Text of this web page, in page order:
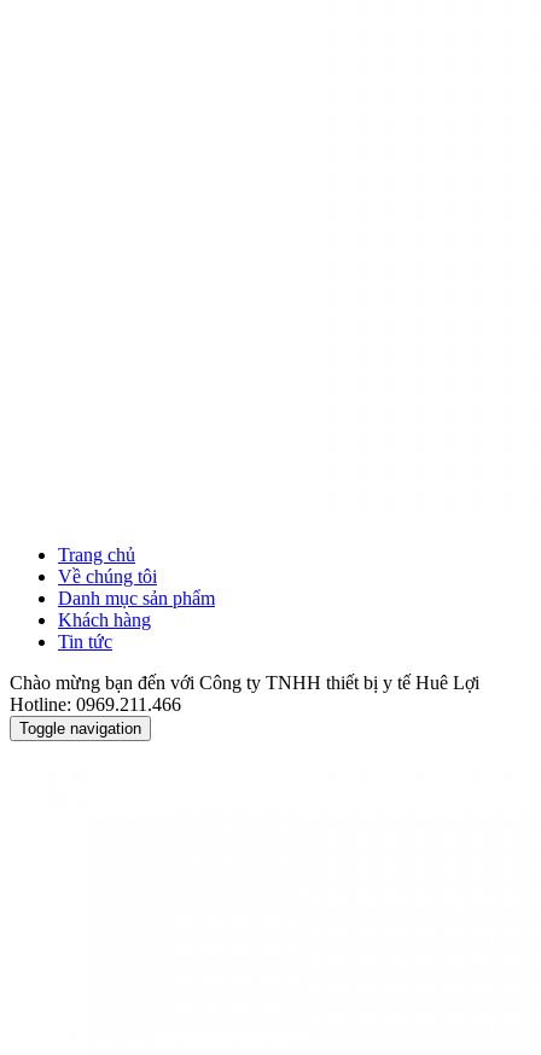
Trang chủ
Về chúng tôi
Danh mục sản phẩm
Khách hàng
Tin tức
Chào mừng bạn đến với Công ty TNHH thiết bị y tế Huê Lợi
Hotline: 0969.211.466
Toggle navigation